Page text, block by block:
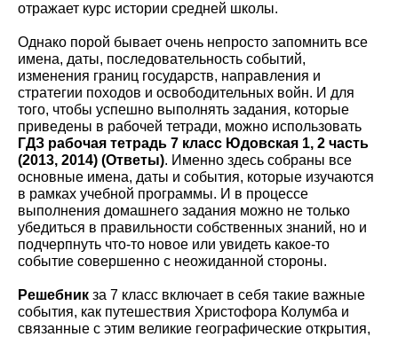
отражает курс истории средней школы.
Однако порой бывает очень непросто запомнить все
имена, даты, последовательность событий,
изменения границ государств, направления и
стратегии походов и освободительных войн. И для
того, чтобы успешно выполнять задания, которые
приведены в рабочей тетради, можно использовать
ГДЗ рабочая тетрадь 7 класс Юдовская 1, 2 часть
(2013, 2014) (Ответы). Именно здесь собраны все
основные имена, даты и события, которые изучаются
в рамках учебной программы. И в процессе
выполнения домашнего задания можно не только
убедиться в правильности собственных знаний, но и
подчерпнуть что-то новое или увидеть какое-то
событие совершенно с неожиданной стороны.
Решебник за 7 класс включает в себя такие важные
события, как путешествия Христофора Колумба и
связанные с этим великие географические открытия,